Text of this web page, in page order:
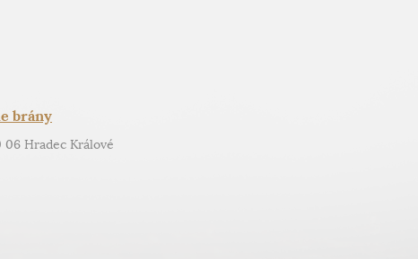
brány
Hradec Králové